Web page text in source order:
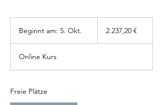
Beginnt am: 5. Okt.
n
2.237,20 €
Online Kurs
Freie Plätze